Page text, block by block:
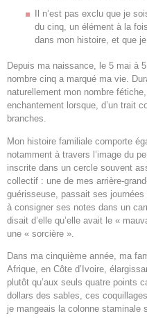
Il n’est pas exclu que je
du cinq, un élément à la
dans mon histoire, et que
Depuis ma naissance, le 5 mai à
nombre cinq a marqué ma vie.
naturellement mon nombre
enchantement lorsque, d’un trait
branches.
Mon histoire familiale comporte
notamment à travers l’image du
inscrite dans un cercle souvent
collectif : une de mes arrière-
guérisseuse, passait ses
à consigner ses notes dans un
disait d’elle qu’elle avait le «
une « sorcière ».
Dans ma cinquième année, ma
Afrique, en Côte d’Ivoire,
plutôt qu’aux seuls quatre points
dollars des sables, ces
je mangeais la colonne staminale